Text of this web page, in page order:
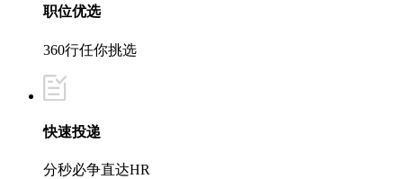
职位优选
360行任你挑选
快速投递
分秒必争直达HR